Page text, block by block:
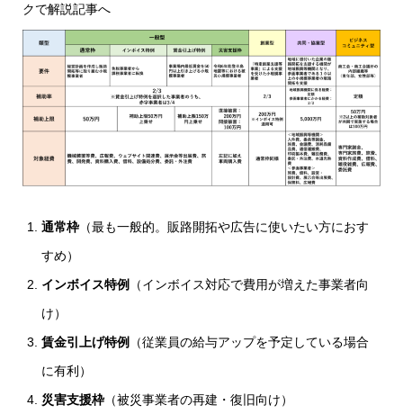
クで解説記事へ
通常枠 （最も一般的。販路開拓や広告に使いたい方におす
すめ）
インボイス特例
（インボイス対応で費用が増えた事業者向
け）
賃金引上げ特例
（従業員の給与アップを予定している場合
に有利）
災害支援枠 （被災事業者の再建・復旧向け）